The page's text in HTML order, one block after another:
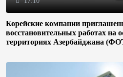
Корейские компании
восстановительных работах на
территориях Азербайджана